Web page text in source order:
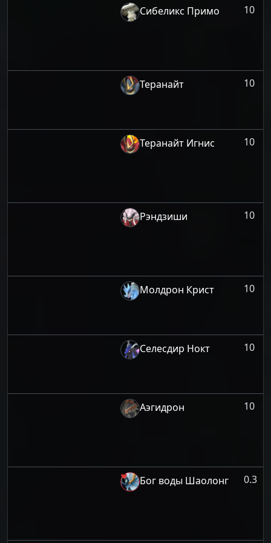
Сибеликс Примо 10
Теранайт 10
Теранайт Игнис 10
Рэндзиши 10
Молдрон Крист 10
Селесдир Нокт 10
Аэгидрон 10
Бог воды Шаолонг 0.3